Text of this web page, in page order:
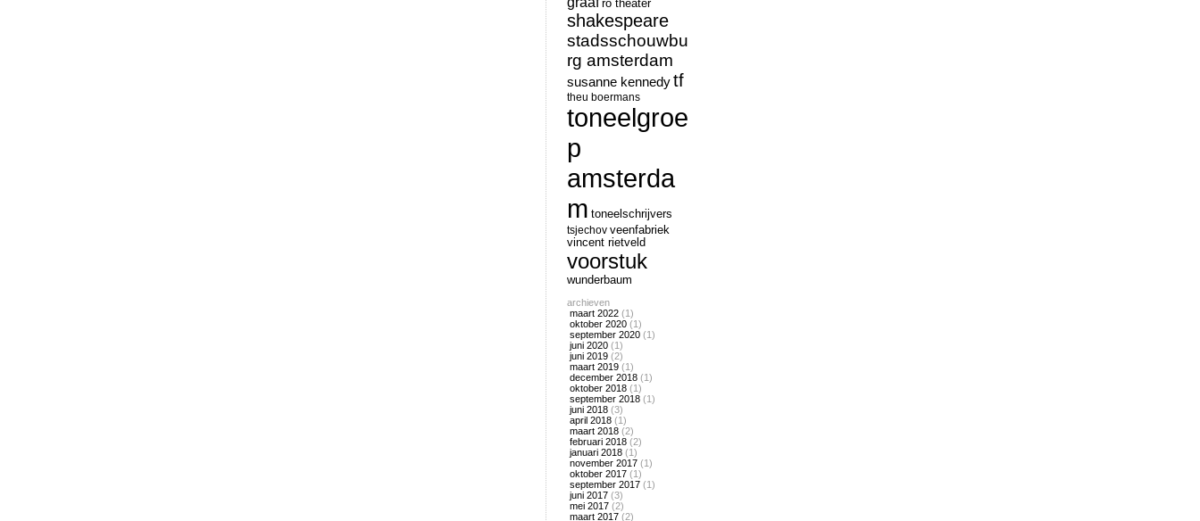
ro theater
shakespeare
stadsschouwbu
rg amsterdam
susanne kennedytf
theu boermans
toneelgroe
p
amsterda
m toneelschrijvers
tsjechov veenfabriek
vincent rietveld
voorstuk
wunderbaum
archieven
maart 2022 (1)
oktober 2020 (1)
september 2020 (1)
juni 2020 (1)
juni 2019 (2)
maart 2019 (1)
december 2018 (1)
oktober 2018 (1)
september 2018 (1)
juni 2018 (3)
april 2018 (1)
maart 2018 (2)
februari 2018 (2)
januari 2018 (1)
november 2017 (1)
oktober 2017 (1)
september 2017 (1)
juni 2017 (3)
mei 2017 (2)
maart 2017 (2)